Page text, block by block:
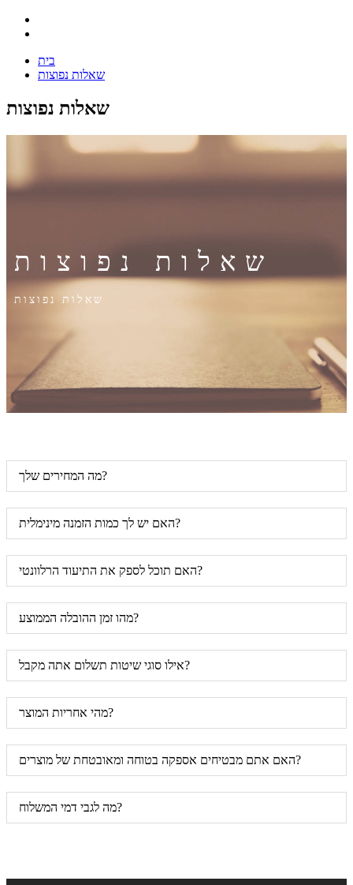
בית
שאלות נפוצות
שאלות נפוצות
שאלות נפוצות
שאלות נפוצות
מה המחירים שלך?
האם יש לך כמות הזמנה מינימלית?
האם תוכל לספק את התיעוד הרלוונטי?
מהו זמן ההובלה הממוצע?
אילו סוגי שיטות תשלום אתה מקבל?
מהי אחריות המוצר?
האם אתם מבטיחים אספקה ​​בטוחה ומאובטחת של מוצרים?
מה לגבי דמי המשלוח?